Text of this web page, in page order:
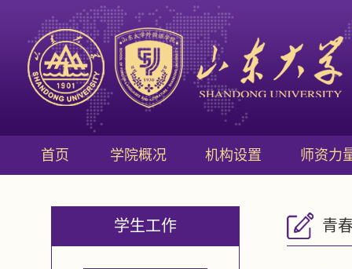
首页 学院概况 机构设置 师资力
学生工作 青